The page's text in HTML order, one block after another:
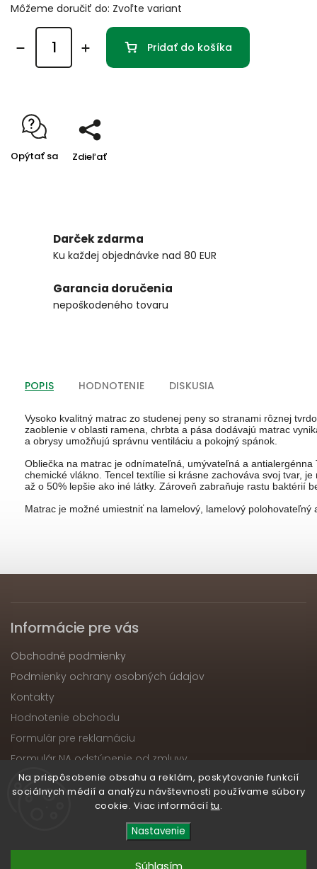
Na prispôsobenie obsahu a reklám, poskytovanie funkcií
sociálnych médií a analýzu návštevnosti používame súbory
cookie. Viac informácií tu.
Nastavenie
Súhlasím
Môžeme doručiť do: Zvoľte variant
Pridať do košíka
Opýtať sa Zdieľať
Darček zdarma
Ku každej objednávke nad 80 EUR
Garancia doručenia
nepoškodeného tovaru
POPIS HODNOTENIE DISKUSIA
Vysoko kvalitný matrac zo studenej peny so stranami rôznej
zaoblenie v oblasti ramena, chrbta a pása dodávajú matrac
a obrysy umožňujú správnu ventiláciu a pokojný spánok.
Obliečka na matrac je odnímateľná, umývateľná a
chemické vlákno. Tencel textílie si krásne zachováva svoj tvar,
až o 50% lepšie ako iné látky. Zároveň zabraňuje rastu baktérií
Matrac je možné umiestniť na lamelový, lamelový polohovateľný
Informácie pre vás
Obchodné podmienky
Podmienky ochrany osobných údajov
Kontakty
Hodnotenie obchodu
Formulár pre reklamáciu
Formulár NA odstúpenie od zmluvy
Výroba
nabytokatika.sk
vyhradené.
Upraviť nastavenie cookies